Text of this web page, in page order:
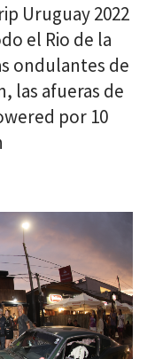
Uruguay 2022
el Rio de la
ondulantes de
las afueras de
por 10